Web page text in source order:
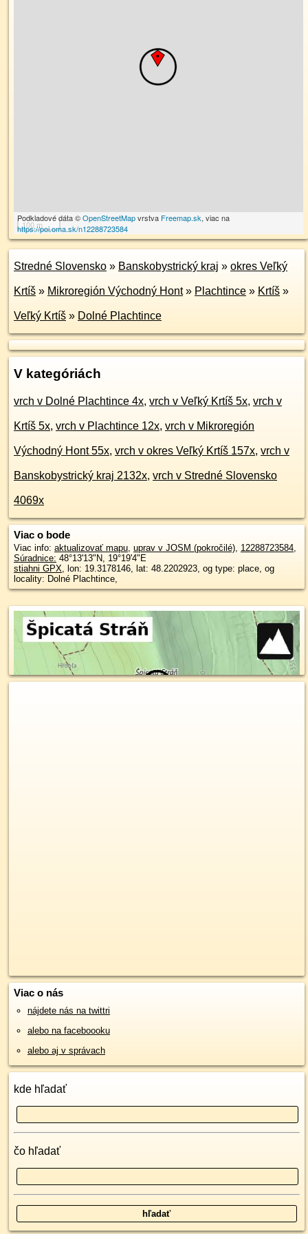
100 m
Podkladové dáta ©OpenStreetMapvrstva Freemap.sk, viac na
https://poi.oma.sk/n12288723584
Stredné Slovensko » Banskobystrický kraj » okres Veľký
Krtíš » Mikroregión Východný Hont» Plachtince » Krtíš »
Veľký Krtíš » Dolné Plachtince
V kategóriách
vrch v Dolné Plachtince 4x, vrch v Veľký Krtíš 5x, vrch v
Krtíš 5x, vrch v Plachtince 12x, vrch v Mikroregión
Východný Hont 55x, vrch v okres Veľký Krtíš 157x, vrch v
Banskobystrický kraj 2132x, vrch v Stredné Slovensko
4069x
Viac o bode
Viac info: aktualizovať mapu, uprav v JOSM (pokročilé), 12288723584,
Súradnice: 48°13'13"N, 19°19'4"E
stiahni GPX, lon: 19.3178146, lat: 48.2202923, og type: place, og
locality: Dolné Plachtince,
Viac o nás
nájdete nás na twittri
alebo na faceboooku
alebo aj v správach
kde hľadať
čo hľadať